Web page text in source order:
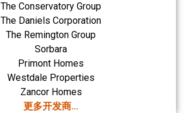
The Conservatory Group
The Daniels Corporation
The Remington Group
Sorbara
Primont Homes
Westdale Properties
Zancor Homes
更多开发商…